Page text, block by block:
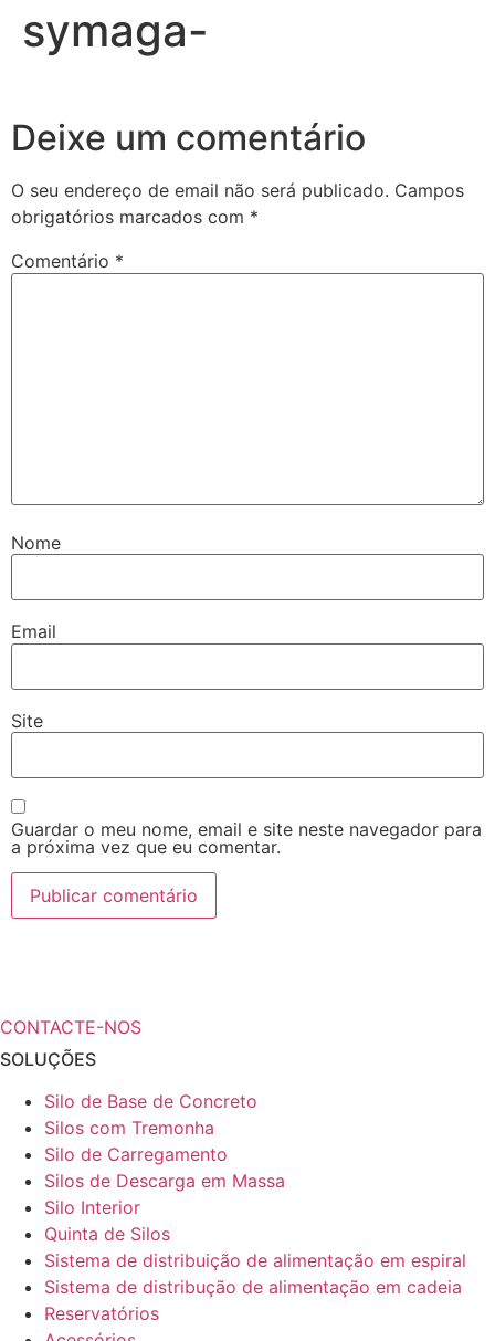
symaga-
Deixe um comentário
O seu endereço de email não será publicado. Campos
obrigatórios marcados com *
Comentário *
Nome
Email
Site
Guardar o meu nome, email e site neste navegador para
a próxima vez que eu comentar.
CONTACTE-NOS
SOLUÇÕES
Silo de Base de Concreto
Silos com Tremonha
Silo de Carregamento
Silos de Descarga em Massa
Silo Interior
Quinta de Silos
Sistema de distribuição de alimentação em espiral
Sistema de distribução de alimentação em cadeia
Reservatórios